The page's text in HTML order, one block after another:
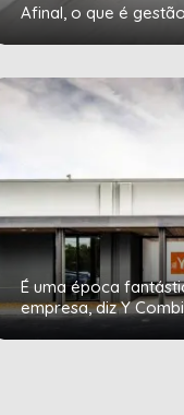
Afinal, o que é
É uma época
empresa, diz Y